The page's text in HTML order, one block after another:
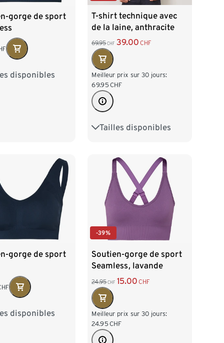
gorge de sport
disponibles
34 S 36/38
T-shirt technique avec
de la laine, anthracite
69.95 CHF 39.00 CHF
Meilleur prix sur 30 jours:
69.95 CHF
Tailles disponibles
XS 32/34 S 36/38
XL 48/50
gorge de sport
disponibles
M 40/42
-39%
Soutien-gorge de sport
Seamless, lavande
24.95 CHF 15.00 CHF
Meilleur prix sur 30 jours:
24.95 CHF